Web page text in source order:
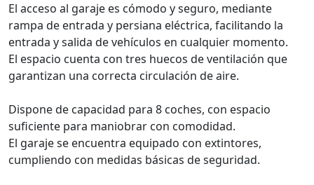
El acceso al garaje es cómodo y seguro, mediante
rampa de entrada y persiana eléctrica, facilitando la
entrada y salida de vehículos en cualquier momento.
El espacio cuenta con tres huecos de ventilación que
garantizan una correcta circulación de aire.
Dispone de capacidad para 8 coches, con espacio
suficiente para maniobrar con comodidad.
El garaje se encuentra equipado con extintores,
cumpliendo con medidas básicas de seguridad.